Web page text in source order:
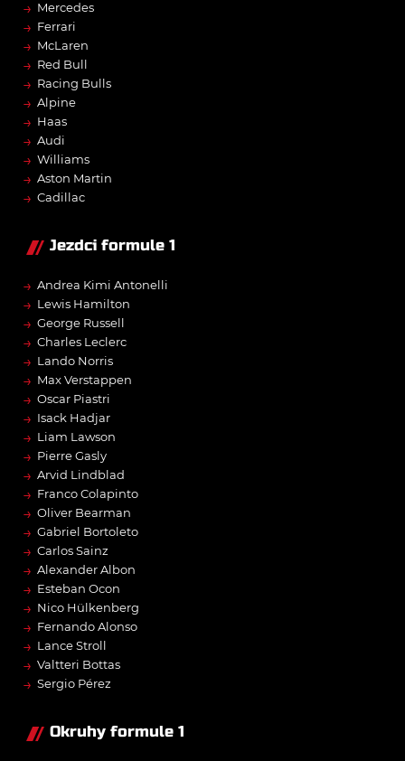
→ Mercedes
→ Ferrari
→ McLaren
→ Red Bull
→ Racing Bulls
→ Alpine
→ Haas
→ Audi
→ Williams
→ Aston Martin
→ Cadillac
Jezdci formule 1
→ Andrea Kimi Antonelli
→ Lewis Hamilton
→ George Russell
→ Charles Leclerc
→ Lando Norris
→ Max Verstappen
→ Oscar Piastri
→ Isack Hadjar
→ Liam Lawson
→ Pierre Gasly
→ Arvid Lindblad
→ Franco Colapinto
→ Oliver Bearman
→ Gabriel Bortoleto
→ Carlos Sainz
→ Alexander Albon
→ Esteban Ocon
→ Nico Hülkenberg
→ Fernando Alonso
→ Lance Stroll
→ Valtteri Bottas
→ Sergio Pérez
Okruhy formule 1